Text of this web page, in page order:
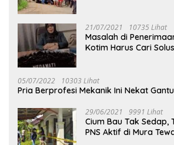
21/07/2021 10735 Lihat
Masalah di
Kotim Harus Cari
05/07/2022 10303 Lihat
Pria Berprofesi Mekanik Ini Nekat
29/06/2021 9991 Lihat
Cium Bau Tak Sedap,
PNS Aktif di Mura